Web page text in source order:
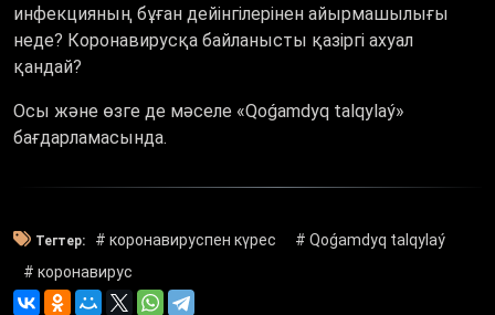
инфекцияның бұған дейінгілерінен айырмашылығы
неде? Коронавирусқа байланысты қазіргі ахуал
қандай?
Осы және өзге де мәселе «Qoǵamdyq talqylaý»
бағдарламасында.
Тегтер: # коронавируспен күрес
# Qoǵamdyq talqylaý
# коронавирус